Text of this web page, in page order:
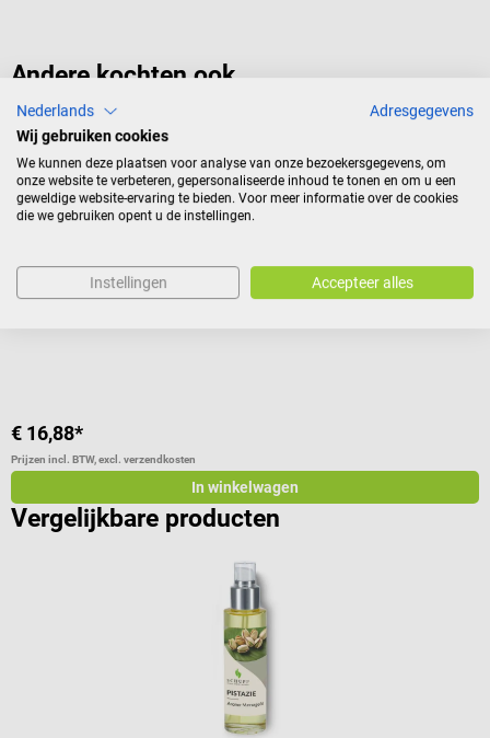
Andere kochten ook
SCHUPP
Neutrale massageolie
Voedend massageproduct met vitamine E & jojoba-olie
1.000 ml
€ 16,88*
Prijzen incl. BTW, excl. verzendkosten
In winkelwagen
Vergelijkbare producten
Nederlands
Adresgegevens
Wij gebruiken cookies
We kunnen deze plaatsen voor analyse van onze bezoekersgegevens, om
onze website te verbeteren, gepersonaliseerde inhoud te tonen en om u een
geweldige website-ervaring te bieden. Voor meer informatie over de cookies
die we gebruiken opent u de instellingen.
Instellingen Accepteer alles